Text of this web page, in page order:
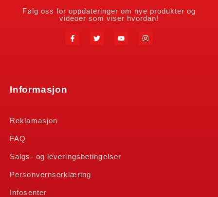
Følg oss for oppdateringer om nye produkter og
videoer som viser hvordan!
Informasjon
Reklamasjon
FAQ
Salgs- og leveringsbetingelser
Personvernserklæring
Infosenter